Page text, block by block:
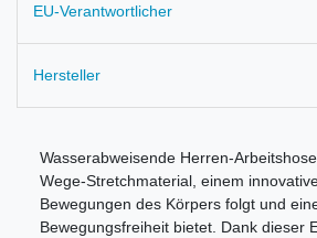
EU-Verantwortlicher
Hersteller
Wasserabweisende Herren-
Wege-Stretchmaterial, einem
Bewegungen des Körpers folgt und
Bewegungsfreiheit bietet. Dank dieser